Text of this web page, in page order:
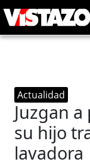
Actualidad
Juzgan
su hijo
lavadora